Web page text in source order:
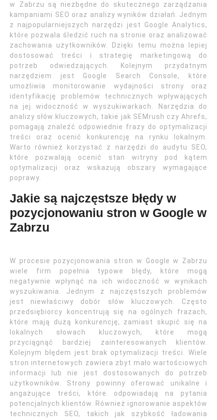
w Zabrzu są niezbędne do skutecznego zarządzania
kampaniami SEO oraz analizy wyników działań. Jednym
z najpopularniejszych narzędzi jest Google Analytics,
które pozwala śledzić ruch na stronie oraz analizować
zachowania użytkowników. Dzięki temu można lepiej
dostosować treści i strategię marketingową do
potrzeb odwiedzających. Kolejnym przydatnym
narzędziem jest Google Search Console, które
umożliwia monitorowanie wydajności strony oraz
identyfikację problemów technicznych wpływających
na jej widoczność w wyszukiwarkach. Narzędzia do
analizy słów kluczowych, takie jak SEMrush czy Ahrefs,
pomagają znaleźć odpowiednie frazy do optymalizacji
treści oraz ocenić konkurencję na rynku lokalnym.
Warto również korzystać z narzędzi do audytu SEO,
które pozwalają ocenić stan witryny pod kątem
optymalizacji oraz wskazują obszary wymagające
poprawy.
Jakie są najczęstsze błędy w
pozycjonowaniu stron w Google w
Zabrzu
W procesie pozycjonowania stron w Google w Zabrzu
wiele firm popełnia typowe błędy, które mogą
negatywnie wpłynąć na ich widoczność w wynikach
wyszukiwania. Jednym z najczęstszych problemów
jest niewłaściwy dobór słów kluczowych. Często
przedsiębiorcy koncentrują się na ogólnych frazach,
które mają dużą konkurencję, zamiast skupić się na
lokalnych słowach kluczowych, które mogą
przyciągnąć bardziej zainteresowanych klientów.
Kolejnym błędem jest brak optymalizacji treści. Wiele
stron internetowych zawiera zbyt mało wartościowych
informacji lub nie jest dostosowanych do potrzeb
użytkowników. Strony powinny oferować unikalne i
angażujące treści, które odpowiadają na pytania
potencjalnych klientów. Również ignorowanie aspektów
technicznych SEO, takich jak szybkość ładowania